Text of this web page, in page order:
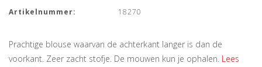
Artikelnummer: 18270
Prachtige blouse waarvan de achterkant langer is dan de
voorkant. Zeer zacht stofje. De mouwen kun je ophalen. Lees